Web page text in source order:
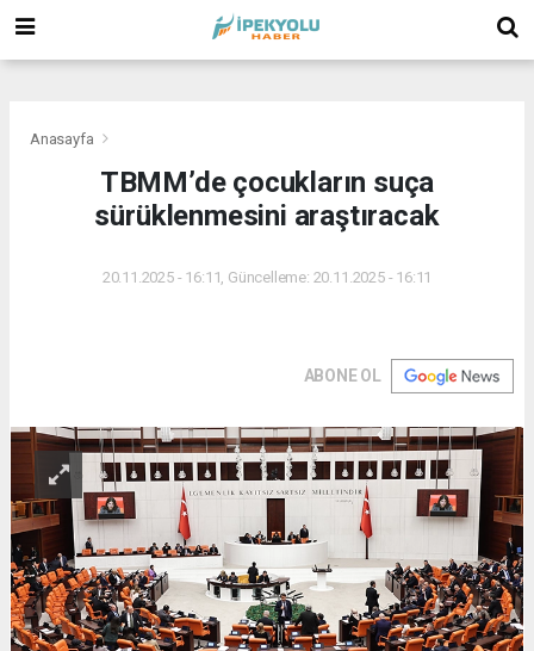
Anasayfa
TBMM’de çocukların suça
sürüklenmesini araştıracak
20.11.2025 - 16:11, Güncelleme: 20.11.2025 - 16:11
ABONE OL